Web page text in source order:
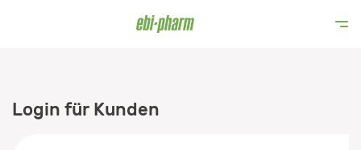
Login für Kunden